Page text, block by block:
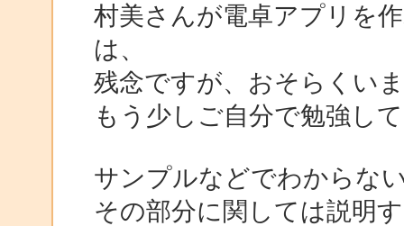
村美さんが電卓アプリを
は、
残念ですが、おそらくい
もう少しご自分で勉強し
サンプルなどでわからな
その部分に関しては説明